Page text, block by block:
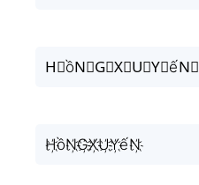
H⃟ồN⃟G⃟X⃟U⃟Y⃟ếN⃟
H҉ồN҉G҉X҉U҉Y҉ếN҉